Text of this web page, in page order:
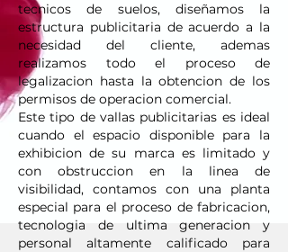
tecnicos de suelos, diseñamos la
estructura publicitaria de acuerdo a la
necesidad del cliente, ademas
realizamos todo el proceso de
legalizacion hasta la obtencion de los
permisos de operacion comercial.
Este tipo de vallas publicitarias es ideal
cuando el espacio disponible para la
exhibicion de su marca es limitado y
con obstruccion en la linea de
visibilidad, contamos con una planta
especial para el proceso de fabricacion,
tecnologia de ultima generacion y
personal altamente calificado para